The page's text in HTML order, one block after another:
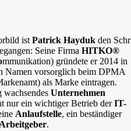
ist Patrick Hayduk den
Seine Firma HITKO®
mmunikation) gründete er 2014 in
Namen vorsorglich beim DPMA
als Marke eintragen.
wachsendes Unternehmen
nur ein wichtiger Betrieb derIT-
Anlaufstelle, ein beständiger
Arbeitgeber.